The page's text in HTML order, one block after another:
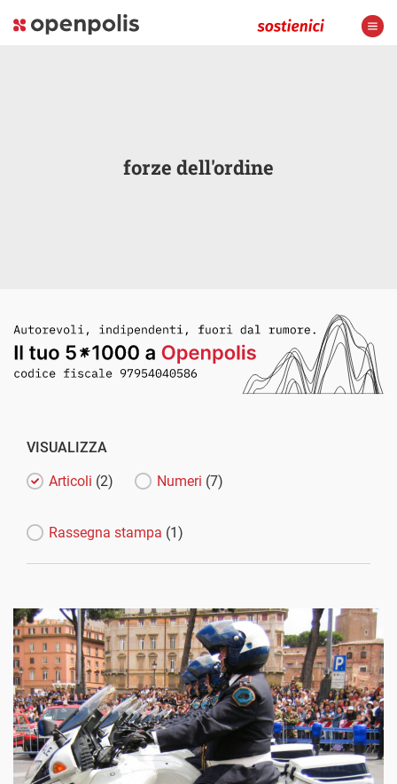
forze dell'ordine
VISUALIZZA
Articoli (2) Numeri (7)
Rassegna stampa (1)